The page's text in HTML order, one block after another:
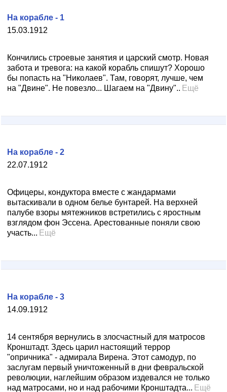
15.03.1912
На корабле - 1
Кончились строевые занятия и царский смотр. Новая
забота и тревога: на какой корабль спишут? Хорошо
бы попасть на "Николаев". Там, говорят, лучше, чем
на "Двине". Не повезло... Шагаем на "Двину".. Ещё
22.07.1912
На корабле - 2
Офицеры, кондуктора вместе с жандармами
вытаскивали в одном белье бунтарей. На верхней
палубе взоры мятежников встретились с яростным
взглядом фон Эссена. Арестованные поняли свою
участь... Ещё
14.09.1912
На корабле - 3
14 сентября вернулись в злосчастный для матросов
Кронштадт. Здесь царил настоящий террор
"опричника" - адмирала Вирена. Этот самодур, по
заслугам первый уничтоженный в дни февральской
революции, наглейшим образом издевался не только
над матросами, но и над рабочими Кронштадта... Ещё